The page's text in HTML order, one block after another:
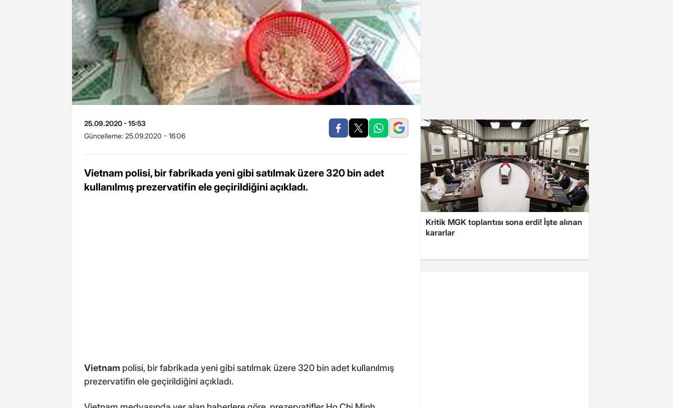
25.09.2020 - 15:53
Güncelleme: 25.09.2020 - 16:06
Vietnam polisi, bir fabrikada yeni gibi satılmak üzere 320 bin adet
kullanılmış prezervatifin ele geçirildiğini açıkladı.
Vietnam polisi, bir fabrikada yeni gibi satılmak üzere 320 bin adet kullanılmış
prezervatifin ele geçirildiğini açıkladı.
Kritik MGK toplantısı sona erdi! İşte alınan
kararlar